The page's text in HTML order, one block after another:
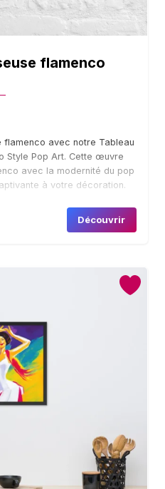
flamenco
avec notre Tableau
Style Pop Art. Cette œuvre
avec la modernité du pop
à votre décoration.
Découvrir